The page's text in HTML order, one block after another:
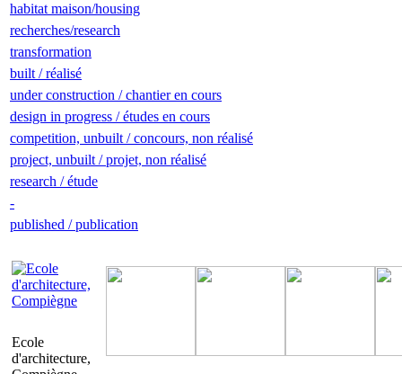
habitat maison/housing
recherches/research
transformation
built / réalisé
under construction / chantier en cours
design in progress / études en cours
competition, unbuilt / concours, non réalisé
project, unbuilt / projet, non réalisé
research / étude
-
published / publication
Ecole
d'architecture,